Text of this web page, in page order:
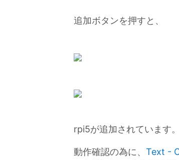
追加ボタンを押すと、
rpi5が追加されています。
動作確認の為に、 Text -